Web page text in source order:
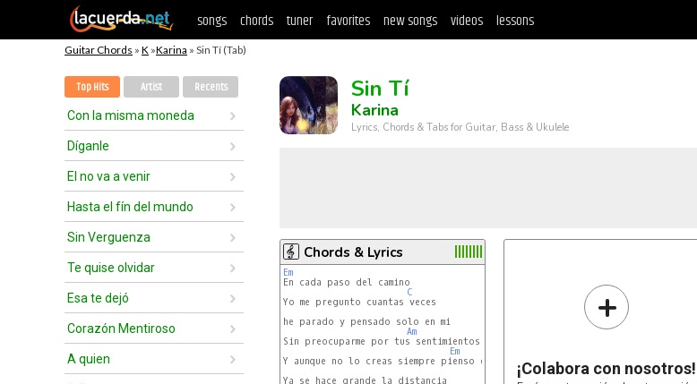
songs chords tuner favorites new songs videos lessons
Guitar Chords » K »Karina » Sin Tí (Tab)
Top Hits Artist Recents
Con la misma moneda
Díganle
El no va a venir
Hasta el fín del mundo
Sin Verguenza
Te quise olvidar
Esa te dejó
Corazón Mentiroso
A quien
Sin Tí
Karina
Lyrics, Chords & Tabs for Guitar, Bass & Ukulele
Chords & Lyrics
Em
C
Yo me pregunto cuantas veces
he parado y pensado solo en mi
Am
Sin preocuparme por tus sentimientos y necesidades
Em
Y aunque no lo creas siempre pienso en ti
Ya se hace grande la distancia
+
¡Colabora con nosotros!